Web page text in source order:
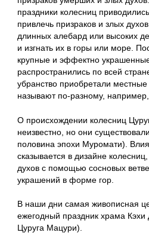
праздники колесниц
привлечь призраков и злых
длинных алебард или высоких
и изгнать их в горы или море.
крупные и эффектно
распространились по всей
убранство приобретали
называют по-разному,
О происхождении колесниц
неизвестно, но они
половина эпохи Муромати).
сказывается в дизайне
духов с помощью сосновых
украшений в форме гор.
В наши дни самая живописная
ежегодный праздник храма Кэхи
Цуруга Мацури).